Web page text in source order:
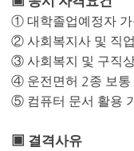
① 대학졸업예정자 가
② 사회복지사 및 직
③ 사회복지 및 구직
④ 운전면허 2종 보통
⑤ 컴퓨터 문서 활용
▣ 결격사유